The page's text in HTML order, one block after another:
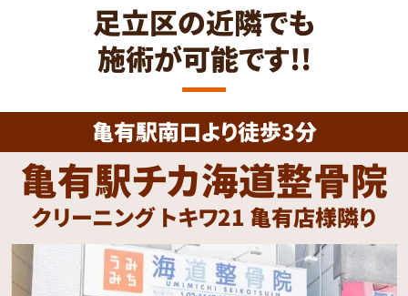
足立区の近隣でも
施術が可能です!!
亀有駅南口より徒歩3分
亀有駅チカ海道整骨院
クリーニング トキワ21 亀有店様隣り